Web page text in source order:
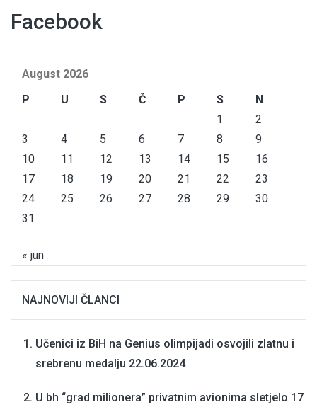
Facebook
August 2026
P
U S Č P S
N
1
2
3
4 5 6 7 8
9
10
11 12 13 14 15
16
17
18 19 20 21 22
23
24
25 26 27 28 29
30
31
« jun
NAJNOVIJI ČLANCI
Učenici iz BiH na Genius olimpijadi osvojili zlatnu i
srebrenu medalju 22.06.2024
U bh “grad milionera” privatnim avionima sletjelo 17